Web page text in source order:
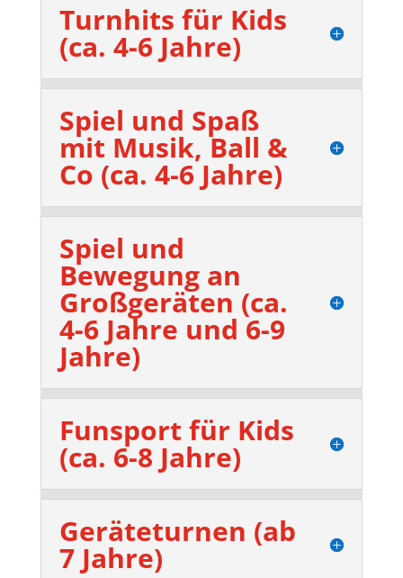
Turnhits für Kids
(ca. 4-6 Jahre)
Spiel und Spaß
mit Musik, Ball &
Co (ca. 4-6 Jahre)
Spiel und
Bewegung an
Großgeräten (ca.
4-6 Jahre und 6-9
Jahre)
Funsport für Kids
(ca. 6-8 Jahre)
Geräteturnen (ab
7 Jahre)